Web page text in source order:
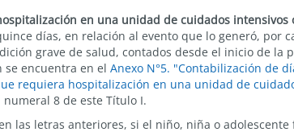
en una unidad de cuidados intensivos
días, en relación al evento que lo generó, por
grave de salud, contados desde el inicio de la
se encuentra en el Anexo N°5. "Contabilización de
requiera hospitalización en una unidad de
numeral 8 de este Título I.
las letras anteriores, si el niño, niña o